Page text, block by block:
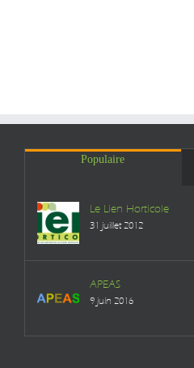
Populaire
Le Lien Horticole
31 juillet 2012
APEAS
9 juin 2016